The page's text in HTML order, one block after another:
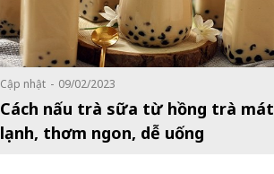
Cập nhật - 09/02/2023
Cách nấu trà sữa từ hồng trà mát
lạnh, thơm ngon, dễ uống